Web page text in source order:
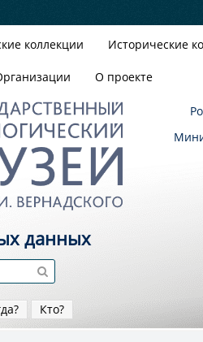
коллекции Исторические
О проекте
данных
Кто?